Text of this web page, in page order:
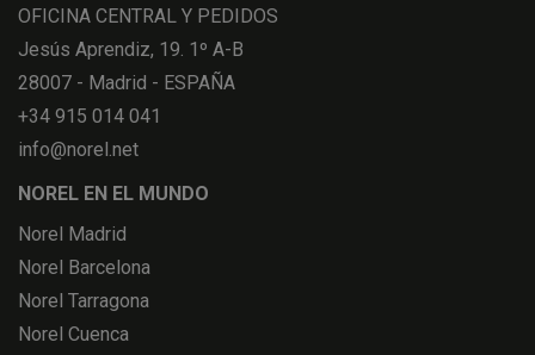
OFICINA CENTRAL Y PEDIDOS
Jesús Aprendiz, 19. 1º A-B
28007 - Madrid - ESPAÑA
+34 915 014 041
info@norel.net
NOREL EN EL MUNDO
Norel Madrid
Norel Barcelona
Norel Tarragona
Norel Cuenca